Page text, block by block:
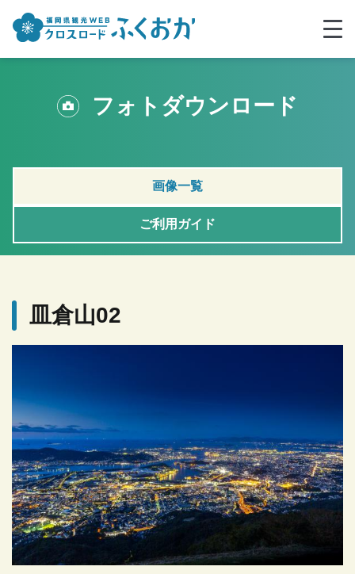
フォトダウンロード
画像一覧
ご利用ガイド
皿倉山02